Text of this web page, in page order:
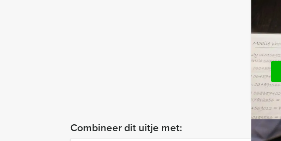
Combineer dit uitje met: